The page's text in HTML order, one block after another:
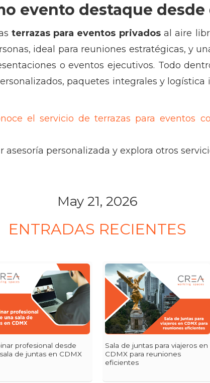
evento destaque desde
terrazas para eventos privadosal aire
ideal para reuniones estratégicas, y
o eventos ejecutivos. Todo
paquetes integrales y
el servicio de terrazas para eventos
personalizada y explora otros
May 21, 2026
ENTRADAS RECIENTES
profesional desde
de juntas en CDMX
Sala de juntas para viajeros en
CDMX para reuniones
eficientes